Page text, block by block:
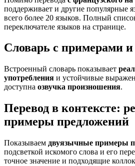
поддерживает и другие популярные
всего более 20 языков. Полный
переключателе языков на странице.
Словарь с примерами и
Встроенный словарь показывает
употребления и устойчивые
доступна озвучка произношения.
Перевод в контексте:
примеры предложений
Показываем двуязычные примеры
подсветкой искомого слова и его
точное значение и подходящие